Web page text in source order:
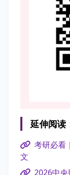
延伸阅读
考研必看
文
2026中